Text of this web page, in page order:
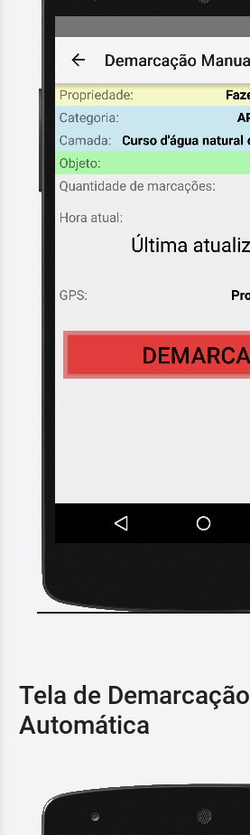
Tela de Demarcação
Automática